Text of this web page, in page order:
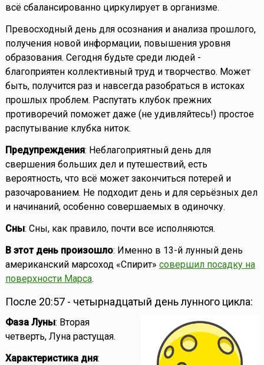
всё сбалансированно циркулирует в организме.
Превосходный день для осознания и анализа прошлого,
получения новой информации, повышения уровня
образования. Сегодня будьте среди людей -
благоприятен коллективный труд и творчество. Может
быть, получится раз и навсегда разобраться в истоках
прошлых проблем. Распутать клубок прежних
противоречий поможет даже (не удивляйтесь!) простое
распутывание клубка ниток.
Предупреждения: Неблагоприятный день для
свершения больших дел и путешествий, есть
вероятность, что всё может закончиться потерей и
разочарованием. Не подходит день и для серьёзных дел
и начинаний, особенно совершаемых в одиночку.
Сны: Сны, как правило, почти все исполняются.
В этот день произошло: Именно в 13-й лунный день
американский марсоход «Спирит» совершил посадку на
поверхности Марса.
После 20:57 - четырнадцатый день лунного цикла:
Фаза Луны: Вторая
четверть, Луна растущая.
Характеристика дня: